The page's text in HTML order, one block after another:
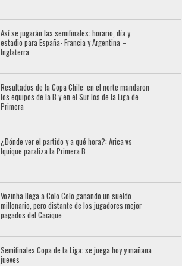
Así se jugarán las semifinales: horario, día y
estadio para España- Francia y Argentina –
Inglaterra
Resultados de la Copa Chile: en el norte mandaron
los equipos de la B y en el Sur los de la Liga de
Primera
¿Dónde ver el partido y a qué hora?: Arica vs
Iquique paraliza la Primera B
Vozinha llega a Colo Colo ganando un sueldo
millonario, pero distante de los jugadores mejor
pagados del Cacique
Semifinales Copa de la Liga: se juega hoy y mañana
jueves